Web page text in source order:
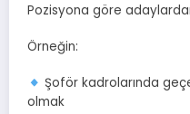
Pozisyona göre
Örneğin:
Şoför kadrolarında
olmak